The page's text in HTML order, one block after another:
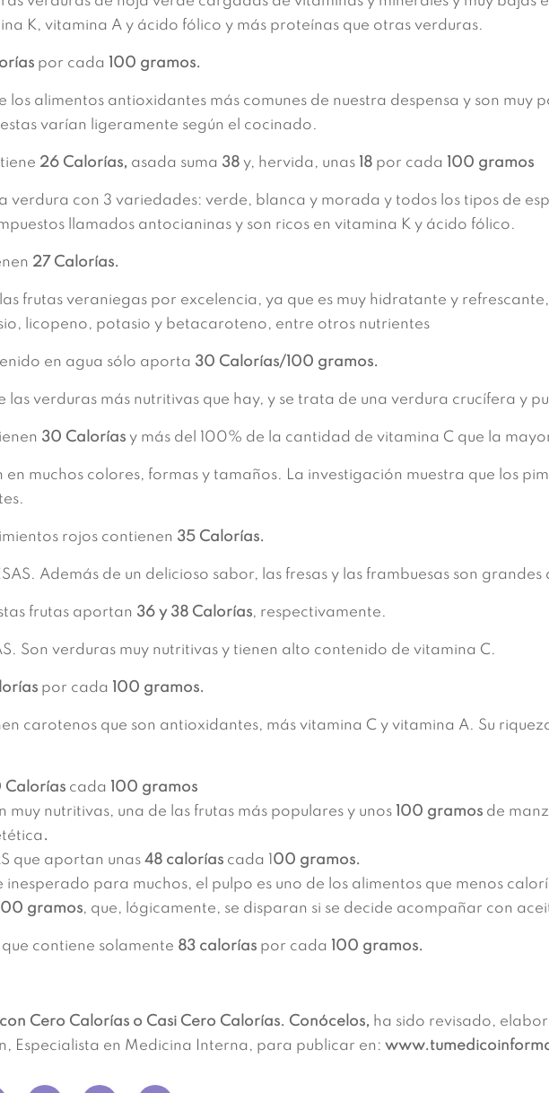
K, vitamina A y ácido fólico y más proteínas que otras verduras.
por cada 100 gramos.
los alimentos antioxidantes más comunes de nuestra despensa y son muy
varían ligeramente según el cocinado.
26 Calorías, asada suma 38 y, hervida, unas 18 por cada 100 gramos
verdura con 3 variedades: verde, blanca y morada y todos los tipos de
llamados antocianinas y son ricos en vitamina K y ácido fólico.
27 Calorías.
las frutas veraniegas por excelencia, ya que es muy hidratante y
licopeno, potasio y betacaroteno, entre otros nutrientes
en agua sólo aporta 30 Calorías/100 gramos.
las verduras más nutritivas que hay, y se trata de una verdura crucífera y
30 Calorías y más del 100% de la cantidad de vitamina C que la
en muchos colores, formas y tamaños. La investigación muestra que los
rojos contienen 35 Calorías.
Además de un delicioso sabor, las fresas y las frambuesas son
frutas aportan 36 y 38 Calorías, respectivamente.
Son verduras muy nutritivas y tienen alto contenido de vitamina C.
por cada 100 gramos.
carotenos que son antioxidantes, más vitamina C y vitamina A. Su
Calorías cada
100 gramos
muy nutritivas, una de las frutas más populares y unos 100 gramos de
.
que aportan unas48 calorías cada 1 00 gramos.
inesperado para muchos, el pulpo es uno de los alimentos que menos
100 gramos, que, lógicamente, se disparan si se decide acompañar con
que contiene solamente 83 calorías por cada 100 gramos.
Cero Calorías o Casi Cero Calorías. Conócelos, ha sido revisado,
Especialista en Medicina Interna, para publicar en: